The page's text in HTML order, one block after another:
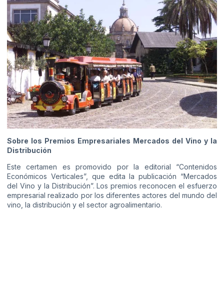
Sobre los Premios Empresariales Mercados del Vino y la
Distribución
Este certamen es promovido por la editorial “Contenidos
Económicos Verticales”, que edita la publicación “Mercados
del Vino y la Distribución”. Los premios reconocen el esfuerzo
empresarial realizado por los diferentes actores del mundo del
vino, la distribución y el sector agroalimentario.